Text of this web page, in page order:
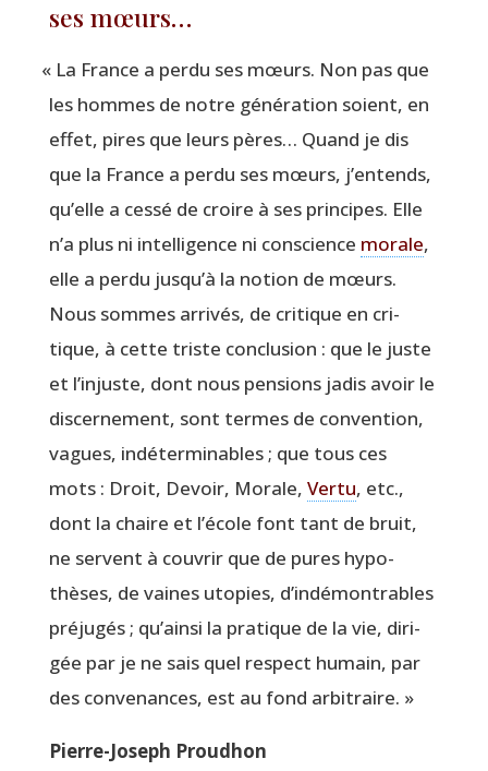
ses mœurs…
« La France a per­du ses mœurs. Non pas que
les hommes de notre géné­ra­tion soient, en
effet, pires que leurs pères… Quand je dis
que la France a per­du ses mœurs, j’entends,
qu’elle a ces­sé de croire à ses prin­cipes. Elle
n’a plus ni intel­li­gence ni conscience morale,
elle a per­du jusqu’à la notion de mœurs.
Nous sommes arri­vés, de cri­tique en cri­
tique, à cette triste conclu­sion : que le juste
et l’injuste, dont nous pen­sions jadis avoir le
dis­cer­ne­ment, sont termes de conven­tion,
vagues, indé­ter­mi­nables ; que tous ces
mots : Droit, Devoir, Morale, Ver­tu, etc.,
dont la chaire et l’école font tant de bruit,
ne servent à cou­vrir que de pures hypo­
thèses, de vaines uto­pies, d’indémontrables
pré­ju­gés ; qu’ainsi la pra­tique de la vie, diri­
gée par je ne sais quel res­pect humain, par
des conve­nances, est au fond arbitraire. »
Pierre-Joseph Prou­dhon